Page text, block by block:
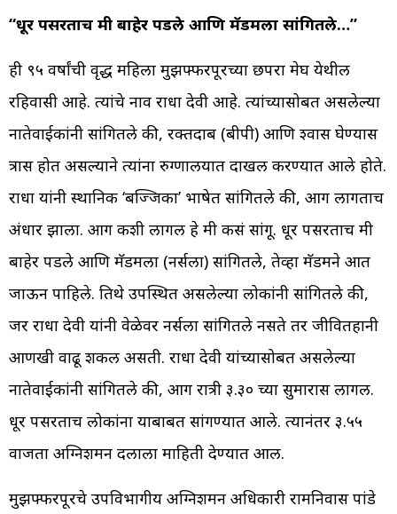
“धूर पसरताच मी बाहेर पडले आणि मॅडमला सांगितले…”
ही ९५ वर्षांची वृद्ध महिला मुझफ्फरपूरच्या छपरा मेघ येथील
रहिवासी आहे. त्यांचे नाव राधा देवी आहे. त्यांच्यासोबत असलेल्या
नातेवाईकांनी सांगितले की, रक्तदाब (बीपी) आणि श्वास घेण्यास
त्रास होत असल्याने त्यांना रुग्णालयात दाखल करण्यात आले होते.
राधा यांनी स्थानिक ‘बज्जिका’ भाषेत सांगितले की, आग लागताच
अंधार झाला. आग कशी लागली हे मी कसं सांगू. धूर पसरताच मी
बाहेर पडले आणि मॅडमला (नर्सला) सांगितले, तेव्हा मॅडमने आत
जाऊन पाहिले. तिथे उपस्थित असलेल्या लोकांनी सांगितले की,
जर राधा देवी यांनी वेळेवर नर्सला सांगितले नसते तर जीवितहानी
आणखी वाढू शकली असती. राधा देवी यांच्यासोबत असलेल्या
नातेवाईकांनी सांगितले की, आग रात्री ३.३० च्या सुमारास लागली.
धूर पसरताच लोकांना याबाबत सांगण्यात आले. त्यानंतर ३.५५
वाजता अग्निशमन दलाला माहिती देण्यात आली.
मुझफ्फरपूरचे उपविभागीय अग्निशमन अधिकारी रामनिवास पांडे